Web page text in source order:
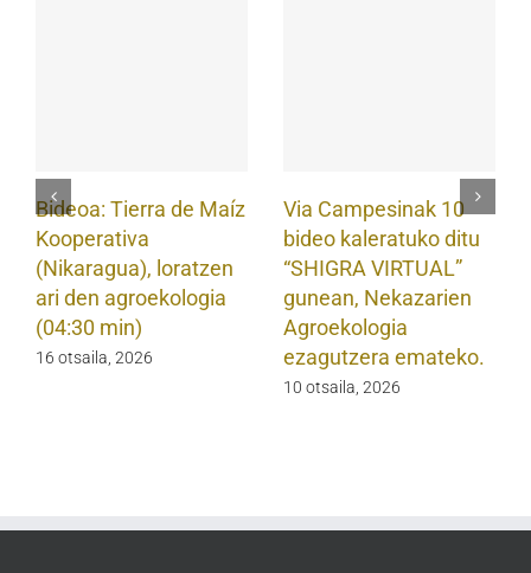
Bideoa: Tierra de Maíz
Kooperativa
(Nikaragua), loratzen
ari den agroekologia
(04:30 min)
16 otsaila, 2026
Via Campesinak 10
bideo kaleratuko ditu
“SHIGRA VIRTUAL”
gunean, Nekazarien
Agroekologia
ezagutzera emateko.
10 otsaila, 2026